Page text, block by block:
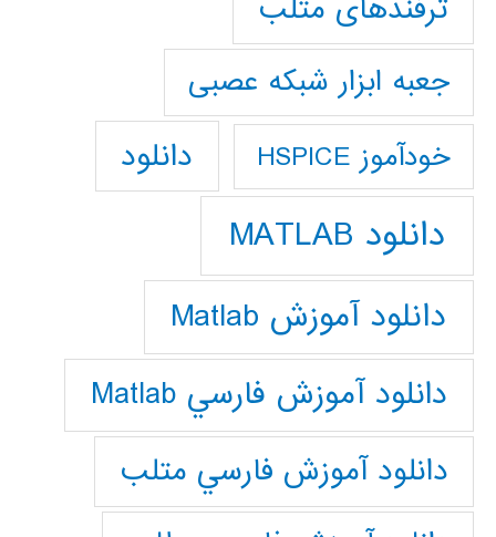
ترفندهای متلب
جعبه ابزار شبکه عصبی
خودآموز HSPICE دانلود
دانلود MATLAB
دانلود آموزش Matlab
دانلود آموزش فارسي Matlab
دانلود آموزش فارسي متلب